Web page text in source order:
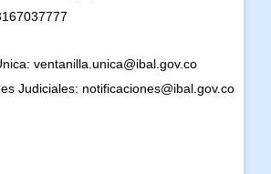
ventanilla.unica@ibal.gov.co
Judiciales: notificaciones@ibal.gov.co